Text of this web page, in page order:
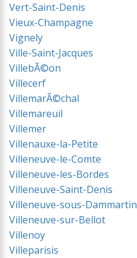
Vert-Saint-Denis
Vieux-Champagne
Vignely
Ville-Saint-Jacques
VillebÃ©on
Villecerf
VillemarÃ©chal
Villemareuil
Villemer
Villenauxe-la-Petite
Villeneuve-le-Comte
Villeneuve-les-Bordes
Villeneuve-Saint-Denis
Villeneuve-sous-Dammartin
Villeneuve-sur-Bellot
Villenoy
Villeparisis